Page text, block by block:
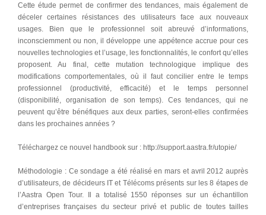
Cette étude permet de confirmer des tendances, mais également de
déceler certaines résistances des utilisateurs face aux nouveaux
usages. Bien que le professionnel soit abreuvé d’informations,
inconsciemment ou non, il développe une appétence accrue pour ces
nouvelles technologies et l’usage, les fonctionnalités, le confort qu’elles
proposent. Au final, cette mutation technologique implique des
modifications comportementales, où il faut concilier entre le temps
professionnel (productivité, efficacité) et le temps personnel
(disponibilité, organisation de son temps). Ces tendances, qui ne
peuvent qu’être bénéfiques aux deux parties, seront-elles confirmées
dans les prochaines années ?
Téléchargez ce nouvel handbook sur : http://support.aastra.fr/utopie/
Méthodologie : Ce sondage a été réalisé en mars et avril 2012 auprès
d’utilisateurs, de décideurs IT et Télécoms présents sur les 8 étapes de
l’Aastra Open Tour. Il a totalisé 1550 réponses sur un échantillon
d’entreprises françaises du secteur privé et public de toutes tailles